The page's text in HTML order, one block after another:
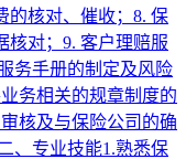
的核对、催收；8. 保
核对；9. 客户理赔服
务手册的制定及风险
务相关的规章制度的
核及与保险公司的确
、专业技能1.熟悉保